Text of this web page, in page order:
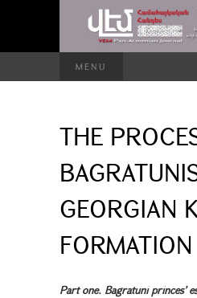
MENU
THE
GEORGIAN
Part one. Bagratuni princes’